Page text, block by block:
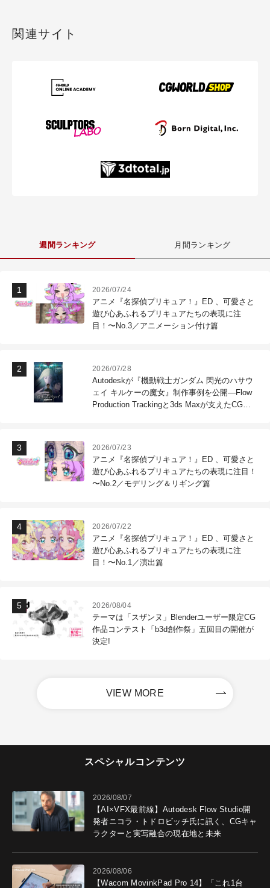
関連サイト
週間ランキング 月間ランキング
2026/07/24
アニメ『名探偵プリキュア！』ED 、可愛さと
遊び心あふれるプリキュアたちの表現に注
目！〜No.3／アニメーション付け篇
2026/07/28
Autodeskが『機動戦士ガンダム 閃光のハサウ
ェイ キルケーの魔女』制作事例を公開―Flow
Production Trackingと3ds Maxが支えたCG制
2026/07/23
アニメ『名探偵プリキュア！』ED 、可愛さと
遊び心あふれるプリキュアたちの表現に注目！
〜No.2／モデリング＆リギング篇
2026/07/22
アニメ『名探偵プリキュア！』ED 、可愛さと
遊び心あふれるプリキュアたちの表現に注
目！〜No.1／演出篇
2026/08/04
テーマは「スザンヌ」Blenderユーザー限定CG
作品コンテスト「b3d創作祭」五回目の開催が
決定!
VIEW MORE
スペシャルコンテンツ
2026/08/07
【AI×VFX最前線】Autodesk Flow Studio開
発者ニコラ・トドロビッチ氏に訊く、CGキャ
ラクターと実写融合の現在地と未来
2026/08/06
【Wacom MovinkPad Pro 14】「これ1台